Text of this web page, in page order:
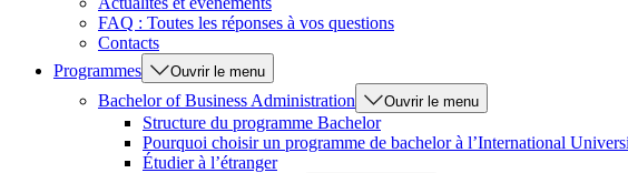
FAQ : Toutes les réponses à vos questions
Contacts
Programmes
Ouvrir le menu
Bachelor of Business Administration Ouvrir le menu
Structure du programme Bachelor
Pourquoi choisir un programme de bachelor à l’International
Étudier à l’étranger